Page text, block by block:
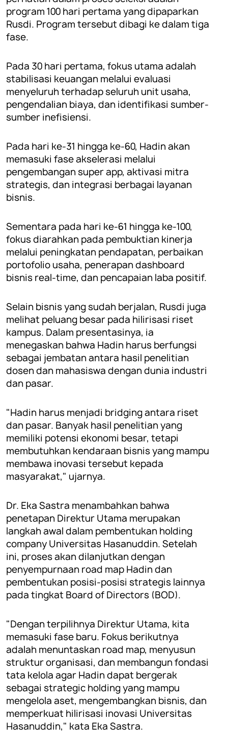
program 100 hari pertama yang dipaparkan
Rusdi. Program tersebut dibagi ke dalam tiga
fase.
Pada 30 hari pertama, fokus utama adalah
stabilisasi keuangan melalui evaluasi
menyeluruh terhadap seluruh unit usaha,
pengendalian biaya, dan identifikasi sumber-
sumber inefisiensi.
Pada hari ke-31 hingga ke-60, Hadin akan
memasuki fase akselerasi melalui
pengembangan super app, aktivasi mitra
strategis, dan integrasi berbagai layanan
bisnis.
Sementara pada hari ke-61 hingga ke-100,
fokus diarahkan pada pembuktian kinerja
melalui peningkatan pendapatan, perbaikan
portofolio usaha, penerapan dashboard
bisnis real-time, dan pencapaian laba positif.
Selain bisnis yang sudah berjalan, Rusdi juga
melihat peluang besar pada hilirisasi riset
kampus. Dalam presentasinya, ia
menegaskan bahwa Hadin harus berfungsi
sebagai jembatan antara hasil penelitian
dosen dan mahasiswa dengan dunia industri
dan pasar.
"Hadin harus menjadi bridging antara riset
dan pasar. Banyak hasil penelitian yang
memiliki potensi ekonomi besar, tetapi
membutuhkan kendaraan bisnis yang mampu
membawa inovasi tersebut kepada
masyarakat," ujarnya.
Dr. Eka Sastra menambahkan bahwa
penetapan Direktur Utama merupakan
langkah awal dalam pembentukan holding
company Universitas Hasanuddin. Setelah
ini, proses akan dilanjutkan dengan
penyempurnaan road map Hadin dan
pembentukan posisi-posisi strategis lainnya
pada tingkat Board of Directors (BOD).
"Dengan terpilihnya Direktur Utama, kita
memasuki fase baru. Fokus berikutnya
adalah menuntaskan road map, menyusun
struktur organisasi, dan membangun fondasi
tata kelola agar Hadin dapat bergerak
sebagai strategic holding yang mampu
mengelola aset, mengembangkan bisnis, dan
memperkuat hilirisasi inovasi Universitas
Hasanuddin," kata Eka Sastra.